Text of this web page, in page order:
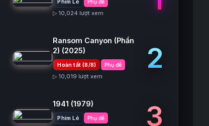
Phim Lẻ Phụ đề
▷ 10,024 lượt xem
Ransom Canyon (Phần
2) (2025)
Hoàn tất (8/8) Phụ đề
▷ 10,019 lượt xem
2
1941 (1979)
Phim Lẻ Phụ đề 3